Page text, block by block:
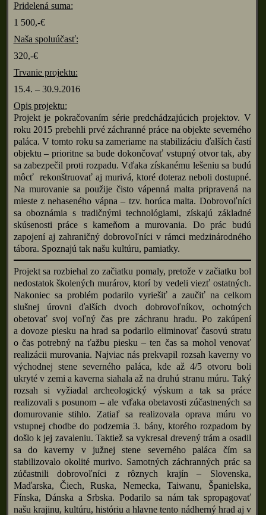
Pridelená suma:
1 500,-€
Naša spoluúčasť:
320,-€
Trvanie projektu:
15.4. – 30.9.2016
Opis projektu:
Projekt je pokračovaním série predchádzajúcich projektov. V
roku 2015 prebehli prvé záchranné práce na objekte severného
paláca. V tomto roku sa zameriame na stabilizáciu ďalších častí
objektu – prioritne sa bude dokončovať vstupný otvor tak, aby
sa zabezpečil proti rozpadu. Vďaka získanému lešeniu sa budú
môcť rekonštruovať aj murivá, ktoré doteraz neboli dostupné.
Na murovanie sa použije čisto vápenná malta pripravená na
mieste z nehaseného vápna – tzv. horúca malta. Dobrovoľníci
sa oboznámia s tradičnými technológiami, získajú základné
skúsenosti práce s kameňom a murovania. Do prác budú
zapojení aj zahraničný dobrovoľníci v rámci medzinárodného
tábora. Spoznajú tak našu kultúru, pamiatky.
Projekt sa rozbiehal zo začiatku pomaly, pretože v začiatku bol
nedostatok školených murárov, ktorí by vedeli viezť ostatných.
Nakoniec sa problém podarilo vyriešiť a zaučiť na celkom
slušnej úrovni ďalších dvoch dobrovoľníkov, ochotných
obetovať svoj voľný čas pre záchranu hradu. Po zakúpení
a dovoze piesku na hrad sa podarilo eliminovať časovú stratu
o čas potrebný na ťažbu piesku – ten čas sa mohol venovať
realizácii murovania. Najviac nás prekvapil rozsah kaverny vo
východnej stene severného paláca, kde až 4/5 otvoru boli
ukryté v zemi a kaverna siahala až na druhú stranu múru. Taký
rozsah si vyžiadal archeologický výskum a tak sa práce
realizovali s posunom – ale vďaka obetavosti zúčastnených sa
domurovanie stihlo. Zatiaľ sa realizovala oprava múru vo
vstupnej chodbe do podzemia 3. bány, ktorého rozpadom by
došlo k jej zavaleniu. Taktiež sa vykresal drevený trám a osadil
sa do kaverny v južnej stene severného paláca čím sa
stabilizovalo okolité murivo. Samotných záchranných prác sa
zúčastnili dobrovoľníci z rôznych krajín – Slovenska,
Maďarska, Čiech, Ruska, Nemecka, Taiwanu, Španielska,
Fínska, Dánska a Srbska. Podarilo sa nám tak spropagovať
našu krajinu, kultúru, históriu a hlavne tento nádherný hrad aj v